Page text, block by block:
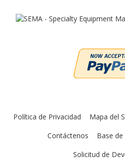
Política de Privacidad Mapa del
Contáctenos
Base
Solicitud de